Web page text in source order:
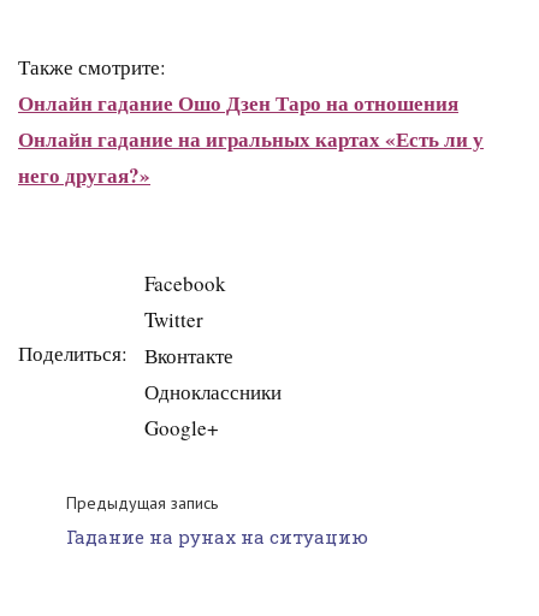
Также смотрите:
Онлайн гадание Ошо Дзен Таро на отношения
Онлайн гадание на игральных картах «Есть ли у
него другая?»
Поделиться:
Facebook
Twitter
Вконтакте
Одноклассники
Google+
Предыдущая запись
Гадание на рунах на ситуацию